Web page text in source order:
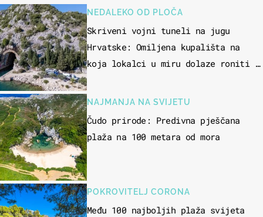
NEDALEKO OD PLOČA
Skriveni vojni tuneli na jugu
Hrvatske: Omiljena kupališta na
koja lokalci u miru dolaze roniti i
NAJMANJA NA SVIJETU
Čudo prirode: Predivna pješčana
plaža na 100 metara od mora
POKROVITELJ CORONA
Među 100 najboljih plaža svijeta